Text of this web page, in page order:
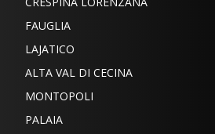
FAUGLIA
LAJATICO
ALTA VAL DI CECINA
MONTOPOLI
PALAIA